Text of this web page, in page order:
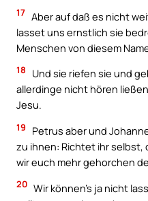
17 Aber auf daß es nicht
lasset uns ernstlich sie
Menschen von diesem
18
Und sie riefen sie und
allerdinge nicht hören
Jesu.
19
Petrus aber und
zu ihnen: Richtet ihr selbst,
wir euch mehr gehorchen
20 Wir können’s ja nicht